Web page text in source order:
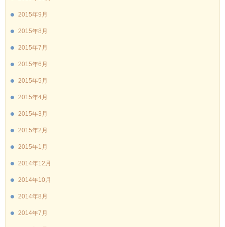
2015年9月
2015年8月
2015年7月
2015年6月
2015年5月
2015年4月
2015年3月
2015年2月
2015年1月
2014年12月
2014年10月
2014年8月
2014年7月